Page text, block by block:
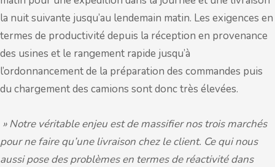
la nuit suivante jusqu’au lendemain matin. Les exigences en
termes de productivité depuis la réception en provenance
des usines et le rangement rapide jusqu’à
l’ordonnancement de la préparation des commandes puis
du chargement des camions sont donc très élevées.
» Notre véritable enjeu est de massifier nos trois marchés
pour ne faire qu’une livraison chez le client. Ce qui nous
aussi pose des problèmes en termes de réactivité dans